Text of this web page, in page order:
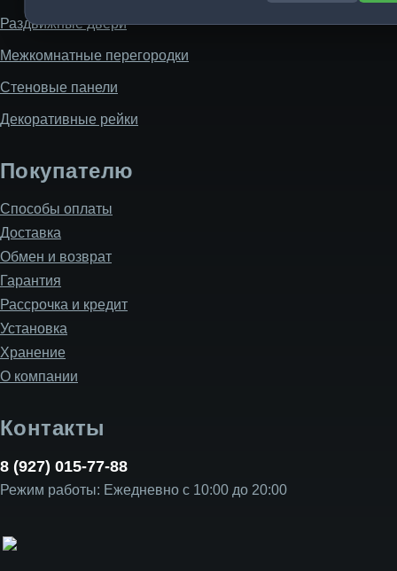
Раздвижные двери
Межкомнатные перегородки
Стеновые панели
Декоративные рейки
Покупателю
Способы оплаты
Доставка
Обмен и возврат
Гарантия
Рассрочка и кредит
Установка
Хранение
О компании
Контакты
8 (927) 015-77-88
Режим работы: Ежедневно с 10:00 до 20:00